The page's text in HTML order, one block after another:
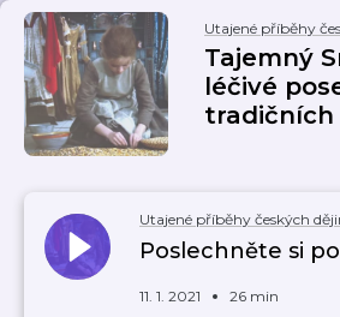
Utajené příběhy
Tajemný
léčivé
tradičních
Utajené příběhy českých
Poslechněte si
11. 1. 2021 26 min